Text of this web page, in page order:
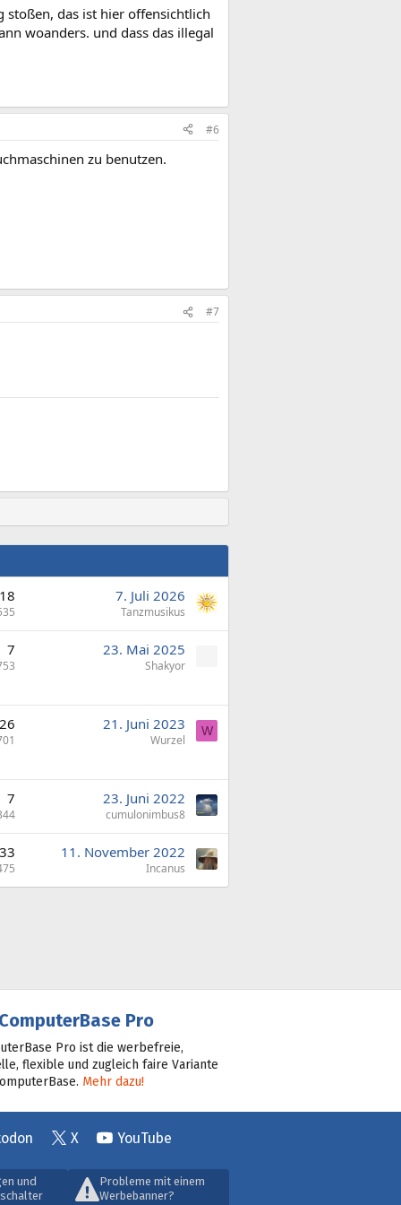
das ist hier offensichtlich
woanders. und dass das illegal
#6
zu benutzen.
#7
18 7. Juli 2026
Tanzmusikus
7 23. Mai 2025
Shakyor
26 21. Juni 2023
Wurzel
W
7 23. Juni 2022
cumulonimbus8
33 11. November 2022
Incanus
ComputerBase Pro
Pro ist die werbefreie,
flexible und zugleich faire Variante
Mehr dazu!
X YouTube
und
Probleme mit einem
Werbebanner?